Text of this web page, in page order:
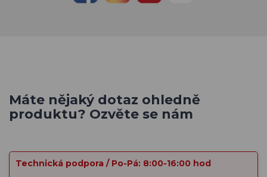
Máte nějaký dotaz ohledně
produktu? Ozvěte se nám
Technická podpora / Po-Pá: 8:00-16:00 hod